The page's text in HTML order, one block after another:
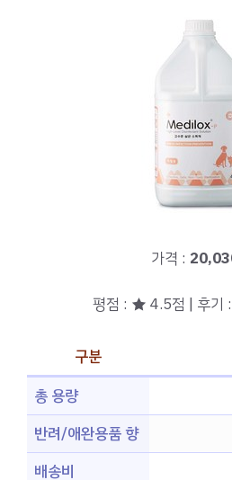
가격 :
평점 : ★ 4.5점 | 후기 :
구분
총 용량
반려/애완용품 향
배송비